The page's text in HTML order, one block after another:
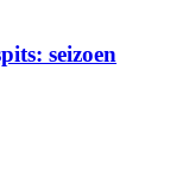
seizoen